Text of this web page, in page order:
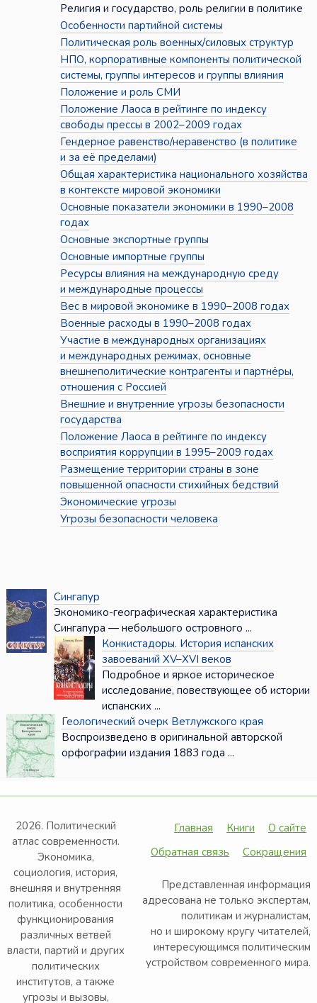
Религия и государство, роль религии в политике
Особенности партийной системы
Политическая роль военных/силовых структур
НПО, корпоративные компоненты политической
системы, группы интересов и группы влияния
Положение и роль СМИ
Положение Лаоса в рейтинге по индексу
свободы прессы в 2002–2009 годах
Гендерное равенство/неравенство (в политике
и за её пределами)
Общая характеристика национального хозяйства
в контексте мировой экономики
Основные показатели экономики в 1990–2008
годах
Основные экспортные группы
Основные импортные группы
Ресурсы влияния на международную среду
и международные процессы
Вес в мировой экономике в 1990–2008 годах
Военные расходы в 1990–2008 годах
Участие в международных организациях
и международных режимах, основные
внешнеполитические контрагенты и партнёры,
отношения с Россией
Внешние и внутренние угрозы безопасности
государства
Положение Лаоса в рейтинге по индексу
восприятия коррупции в 1995–2009 годах
Размещение территории страны в зоне
повышенной опасности стихийных бедствий
Экономические угрозы
Угрозы безопасности человека
Сингапур
Экономико-географическая характеристика
Сингапура — небольшого островного ...
Конкистадоры. История испанских
завоеваний XV–XVI веков
Подробное и яркое историческое
исследование, повествующее об истории
испанских ...
Геологический очерк Ветлужского края
Воспроизведено в оригинальной авторской
орфографии издания 1883 года ...
2026. Политический
атлас современности.
Экономика,
социология, история,
внешняя и внутренняя
политика, особенности
функционирования
различных ветвей
власти, партий и других
политических
институтов, а также
угрозы и вызовы,
Главная Книги
О сайте
Обратная связь
Сокращения
Представленная информация
адресована не только экспертам,
политикам и журналистам,
но и широкому кругу читателей,
интересующимся политическим
устройством современного мира.